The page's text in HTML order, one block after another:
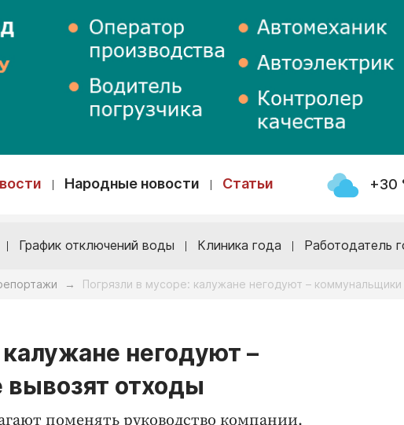
Народные новости Статьи +30
График отключений воды Клиника года Работодатель
→ Погрязли в мусоре: калужане негодуют –
негодуют –
отходы
поменять руководство компании.